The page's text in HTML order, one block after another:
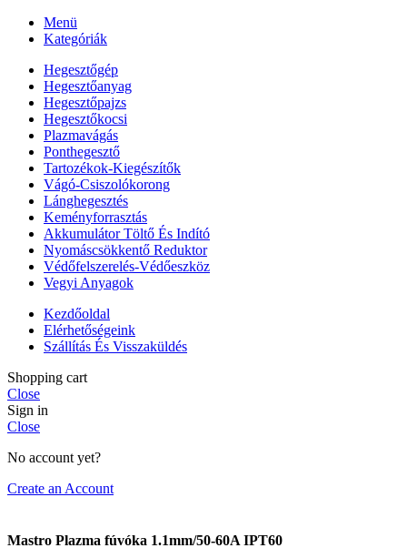
Menü
Kategóriák
Hegesztőgép
Hegesztőanyag
Hegesztőpajzs
Hegesztőkocsi
Plazmavágás
Ponthegesztő
Tartozékok-Kiegészítők
Vágó-Csiszolókorong
Lánghegesztés
Keményforrasztás
Akkumulátor Töltő És Indító
Nyomáscsökkentő Reduktor
Védőfelszerelés-Védőeszköz
Vegyi Anyagok
Kezdőoldal
Elérhetőségeink
Szállítás És Visszaküldés
Shopping cart
Close
Sign in
Close
No account yet?
Create an Account
Mastro Plazma fúvóka 1.1mm/50-60A IPT60